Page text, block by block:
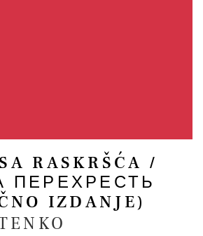
RASKRŠĆA /
ПЕРЕХРЕСТЬ
IZDANJE)